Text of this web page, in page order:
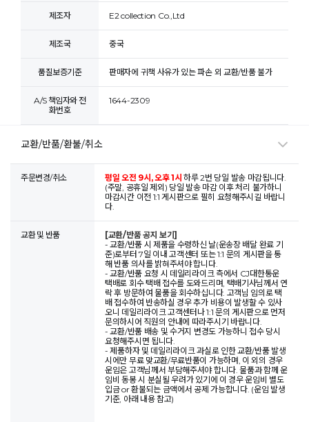
제조자 E2 collection Co.,Ltd
제조국 중국
품질보증기준 판매자에 귀책 사유가 있는 파손 외 교환/반품 불가
A/S 책임자와 전
화번호
1644-2309
교환/반품/환불/취소
주문변경/취소 평일 오전 9시, 오후 1시하루 2번 당일 발송 마감됩니다.
(주말, 공휴일 제외) 당일 발송 마감 이후 처리 불가하니
마감시간 이전 1:1 게시판으로 필히 요청해주시길 바랍니
다.
교환 및 반품
[교환/반품 공지 보기]
- 교환/반품 시 제품을 수령하신 날(운송장 배달 완료 기
준)로부터 7일 이내 고객센터 또는 1:1 문의 게시판을 통
해 반품 의사를 밝혀주셔야 합니다.
- 교환/반품 요청 시 데일리라이크 측에서 CJ대한통운
택배로 회수 택배 접수를 도와드리며, 택배기사님께서 연
락 후 방문하여 물품을 회수하십니다. 고객님 임의로 택
배 접수하여 반송하실 경우 추가 비용이 발생할 수 있사
오니 데일리라이크 고객센터나 1:1 문의 게시판으로 먼저
문의하시어 직원의 안내에 따라주시기 바랍니다.
- 교환/반품 배송 및 수거지 변경도 가능하니 접수 당시
요청해주시면 됩니다.
- 제품하자 및 데일리라이크 과실로 인한 교환/반품 발생
시에만 무료 맞교환/무료반품이 가능하며, 이 외의 경우
운임은 고객님께서 부담해주셔야 합니다. 물품과 함께 운
임비 동봉 시 분실될 우려가 있기에 이 경우 운임비 별도
입금 or 환불되는 금액에서 공제 가능합니다. (운임 발생
기준, 아래 내용 참고)